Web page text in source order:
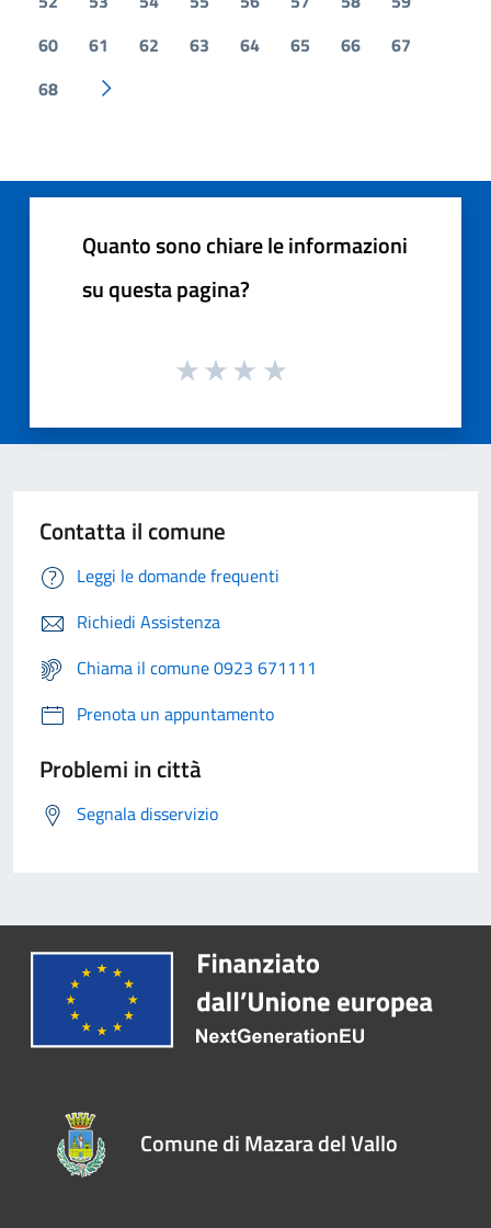
60
61 62 63 64 65 66
67
68
Pagina successiva
Quanto sono chiare le informazioni
su questa pagina?
Contatta il comune
Leggi le domande frequenti
Richiedi Assistenza
Chiama il comune 0923 671111
Prenota un appuntamento
Problemi in città
Segnala disservizio
Comune di Mazara del Vallo